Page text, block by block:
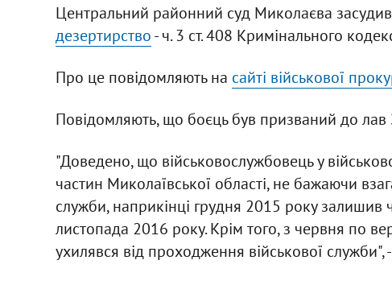
Центральний районний суд Миколаєва засудив
дезертирство- ч. 3 ст. 408 Кримінального
Про це повідомляють на сайті військової
Повідомляють, що боєць був призваний до лав
"Доведено, що військовослужбовець у
частин Миколаївської області, не бажаючи
служби, наприкінці грудня 2015 року залишив
листопада 2016 року. Крім того, з червня по
ухилявся від проходження військової служби",